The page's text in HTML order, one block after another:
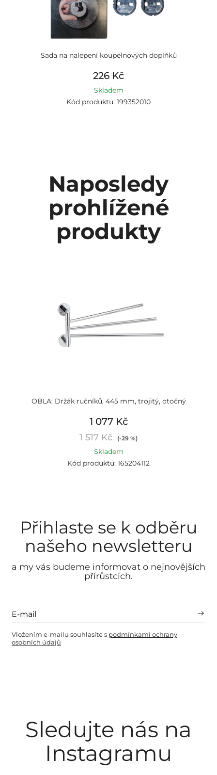
Sada na nalepení koupelnových doplňků
226 Kč
Skladem
Kód produktu: 199352010
Naposledy
prohlížené
produkty
OBLA: Držák ručníků, 445 mm, trojitý, otočný
1 077 Kč
1 517 Kč (-29 %)
Skladem
Kód produktu: 165204112
Přihlaste se k odběru
našeho newsletteru
a my vás budeme informovat o nejnovějších
přírůstcích.
Vložením e-mailu souhlasíte s podmínkami ochrany
osobních údajů
Sledujte nás na
Instagramu